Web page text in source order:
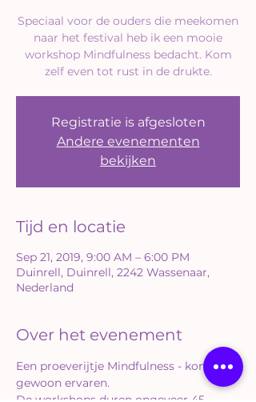
Speciaal voor de ouders die meekomen
naar het festival heb ik een mooie
workshop Mindfulness bedacht. Kom
zelf even tot rust in de drukte.
Registratie is afgesloten
Andere evenementen
bekijken
Tijd en locatie
Sep 21, 2019, 9:00 AM – 6:00 PM
Duinrell, Duinrell, 2242 Wassenaar,
Nederland
Over het evenement
Een proeverijtje Mindfulness - kom het
gewoon ervaren.